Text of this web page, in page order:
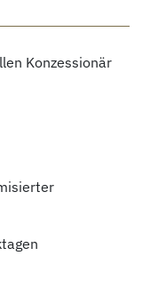
Konzessionär